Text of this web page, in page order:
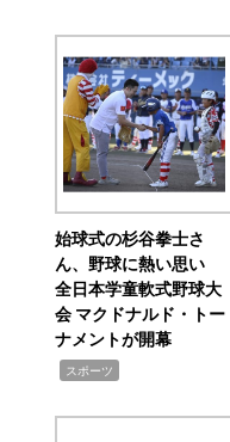
始球式の杉谷拳士さ
ん、野球に熱い思い
全日本学童軟式野球大
会 マクドナルド・トー
ナメントが開幕
スポーツ